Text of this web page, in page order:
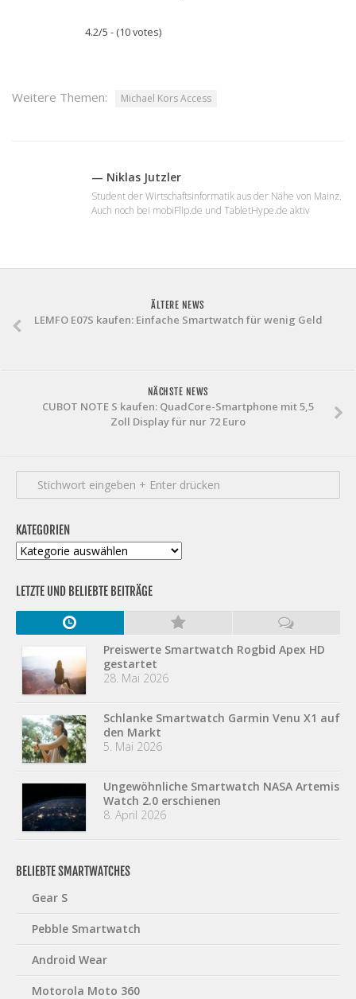
4.2/5 - (10 votes)
Weitere Themen: Michael Kors Access
— Niklas Jutzler
Student der Wirtschaftsinformatik aus der Nähe von Mainz.
Auch noch bei mobiFlip.de und TabletHype.de aktiv
ÄLTERE NEWS
LEMFO E07S kaufen: Einfache Smartwatch für wenig Geld
NÄCHSTE NEWS
CUBOT NOTE S kaufen: QuadCore-Smartphone mit 5,5
Zoll Display für nur 72 Euro
KATEGORIEN
Kategorien
LETZTE UND BELIEBTE BEITRÄGE
Preiswerte Smartwatch Rogbid Apex HD
gestartet
28. Mai 2026
Schlanke Smartwatch Garmin Venu X1 auf
den Markt
5. Mai 2026
Ungewöhnliche Smartwatch NASA Artemis
Watch 2.0 erschienen
8. April 2026
BELIEBTE SMARTWATCHES
Gear S
Pebble Smartwatch
Android Wear
Motorola Moto 360